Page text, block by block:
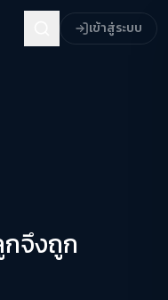
เข้าสู่ระบบ
จึงถูก